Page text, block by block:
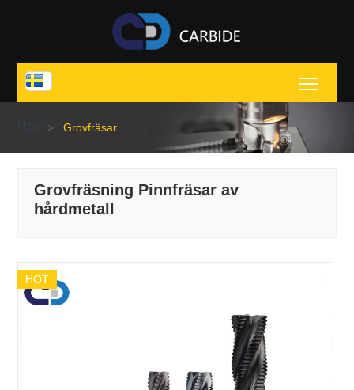
Hem > Grovfräsar
Grovfräsning Pinnfräsar av
hårdmetall
HOT